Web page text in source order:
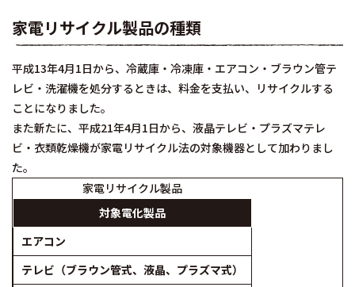
家電リサイクル製品の種類
平成13年4月1日から、冷蔵庫・冷凍庫・エアコン・ブラウン管テ
レビ・洗濯機を処分するときは、料金を支払い、リサイクルする
ことになりました。
また新たに、平成21年4月1日から、液晶テレビ・プラズマテレ
ビ・衣類乾燥機が家電リサイクル法の対象機器として加わりまし
た。
家電リサイクル製品
対象電化製品
エアコン
テレビ（ブラウン管式、液晶、プラズマ式）